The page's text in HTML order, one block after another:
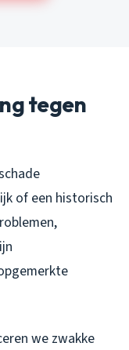
tegen
of een historisch
we zwakke